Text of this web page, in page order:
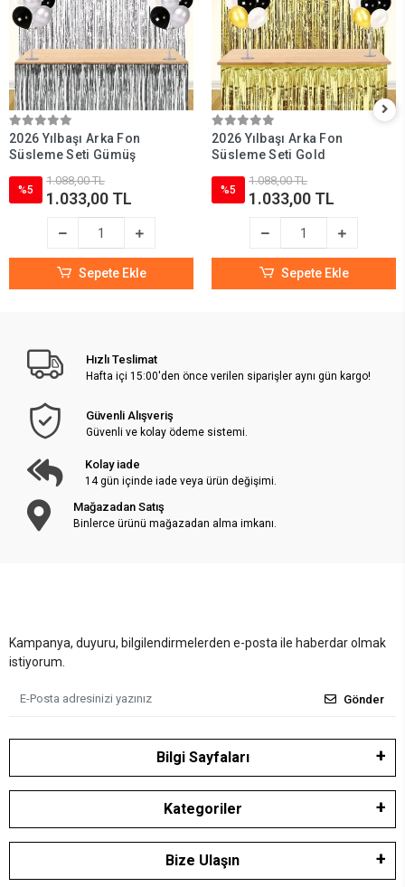
2026 Yılbaşı Arka Fon
Süsleme Seti Gümüş
%5
1.088,00 TL
1.033,00 TL
Sepete Ekle
2026 Yılbaşı Arka Fon
Süsleme Seti Gold
%5
1.088,00 TL
1.033,00 TL
Sepete Ekle
Hızlı Teslimat
Hafta içi 15:00'den önce verilen siparişler aynı gün kargo!
Güvenli Alışveriş
Güvenli ve kolay ödeme sistemi.
Kolay iade
14 gün içinde iade veya ürün değişimi.
Mağazadan Satış
Binlerce ürünü mağazadan alma imkanı.
Kampanya, duyuru, bilgilendirmelerden e-posta ile haberdar olmak
istiyorum.
Gönder
Bilgi Sayfaları
Kategoriler
Bize Ulaşın